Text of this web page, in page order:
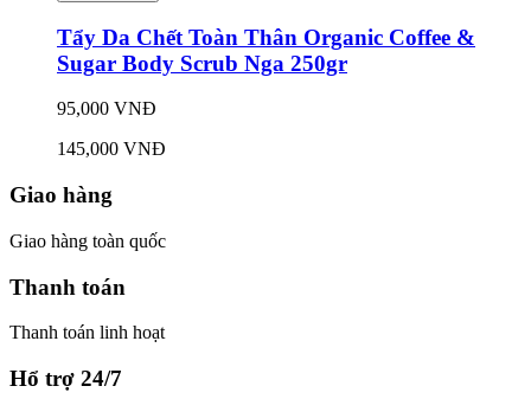
Tẩy Da Chết Toàn Thân Organic Coffee &
Sugar Body Scrub Nga 250gr
95,000 VNĐ
145,000 VNĐ
Giao hàng
Giao hàng toàn quốc
Thanh toán
Thanh toán linh hoạt
Hổ trợ 24/7